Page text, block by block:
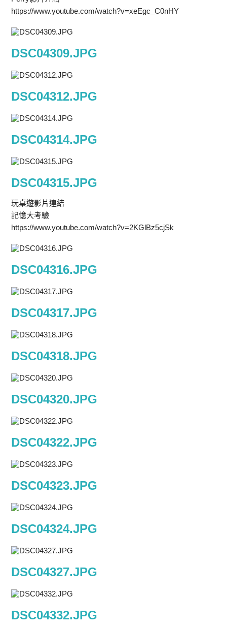
https://www.youtube.com/watch?v=xeEgc_C0nHY
DSC04309.JPG
DSC04312.JPG
DSC04314.JPG
DSC04315.JPG
玩桌遊影片連結
記憶大考驗
https://www.youtube.com/watch?v=2KGlBz5cjSk
DSC04316.JPG
DSC04317.JPG
DSC04318.JPG
DSC04320.JPG
DSC04322.JPG
DSC04323.JPG
DSC04324.JPG
DSC04327.JPG
DSC04332.JPG